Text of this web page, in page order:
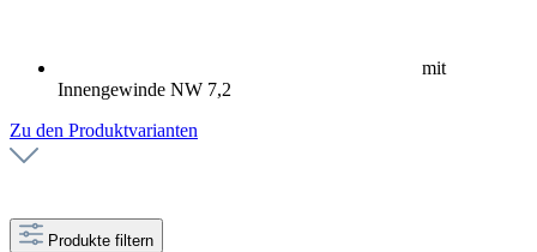
mit
Innengewinde NW 7,2
Zu den Produktvarianten
Produkte filtern